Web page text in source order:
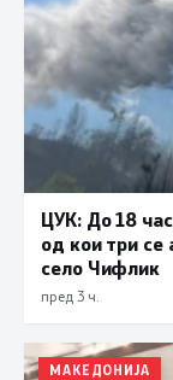
ЦУК: До 18
од кои три се
село Чифлик
пред 3 ч.
МАКЕДОНИЈА